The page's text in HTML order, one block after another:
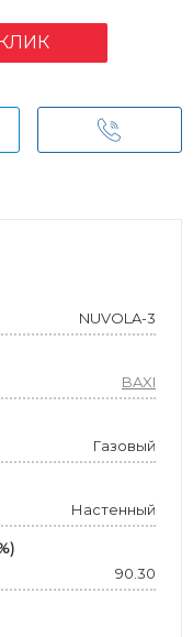
NUVOLA-3
BAXI
Газовый
Настенный
90.30